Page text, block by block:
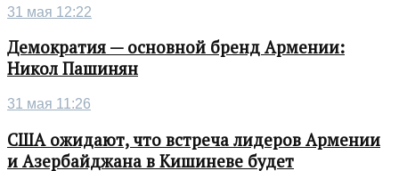
31 мая 12:22
Демократия — основной бренд Армении:
Никол Пашинян
31 мая 11:26
США ожидают, что встреча лидеров Армении
и Азербайджана в Кишиневе будет